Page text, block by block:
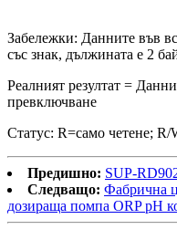
Забележки: Данните във
със знак, дължината е 2
Реалният резултат =
превключване
Статус: R=само четене; R/
Предишно: SUP-
Следващо: Фабрична
дозираща помпа ORP pH